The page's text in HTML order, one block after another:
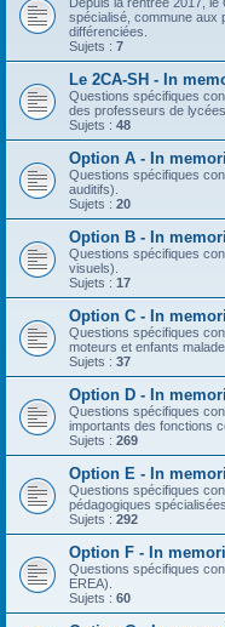
spécialisé, commune aux
différenciées.
Sujets : 7
Le 2CA-SH - In
Questions spécifiques
des professeurs de
Sujets : 48
Option A - In
Questions spécifiques
auditifs).
Sujets : 20
Option B - In
Questions spécifiques
visuels).
Sujets : 17
Option C - In
Questions spécifiques
moteurs et enfants
Sujets : 37
Option D - In
Questions spécifiques
importants des fonctions
Sujets : 269
Option E - In
Questions spécifiques
pédagogiques
Sujets : 292
Option F - In
Questions spécifiques
EREA).
Sujets : 60